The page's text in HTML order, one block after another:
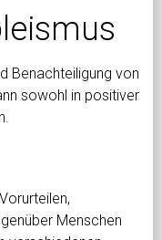
Benachteiligung von
sowohl in positiver
Menschen